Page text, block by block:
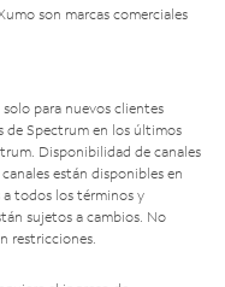
son marcas comerciales
para nuevos clientes
de Spectrum en los últimos
Disponibilidad de canales
están disponibles en
a todos los términos y
sujetos a cambios. No
restricciones.